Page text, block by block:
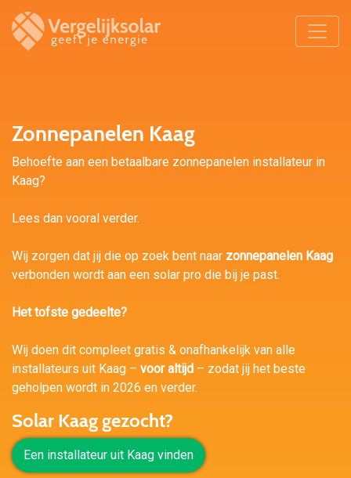
Zonnepanelen Kaag
Behoefte aan een betaalbare zonnepanelen installateur in
Kaag?
Lees dan vooral verder.
Wij zorgen dat jij die op zoek bent naar zonnepanelen Kaag
verbonden wordt aan een solar pro die bij je past.
Het tofste gedeelte?
Wij doen dit compleet gratis & onafhankelijk van alle
installateurs uit Kaag – voor altijd – zodat jij het beste
geholpen wordt in 2026 en verder.
Solar Kaag gezocht?
Een installateur uit Kaag vinden